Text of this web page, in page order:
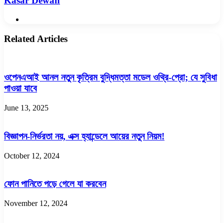
Related Articles
ওপেনএআই আনল নতুন কৃত্রিম বুদ্ধিমত্তা মডেল ওথ্রি-প্রো; যে সুবিধা
পাওয়া যাবে
June 13, 2025
বিজ্ঞাপন-নির্ভরতা নয়, এক্স হ্যান্ডেলে আয়ের নতুন নিয়ম!
October 12, 2024
ফোন পানিতে পড়ে গেলে যা করবেন
November 12, 2024